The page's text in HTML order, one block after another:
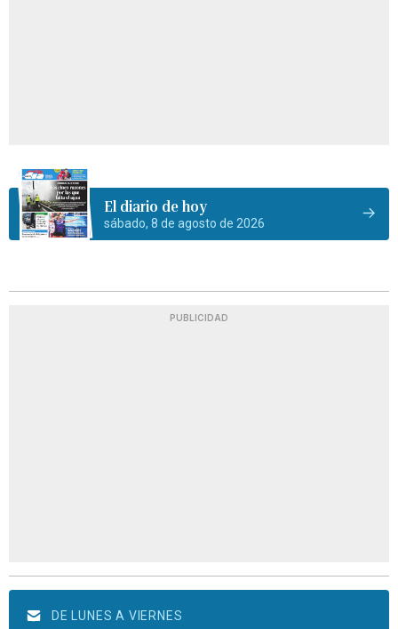
El diario de hoy
sábado, 8 de agosto de 2026
PUBLICIDAD
DE LUNES A VIERNES